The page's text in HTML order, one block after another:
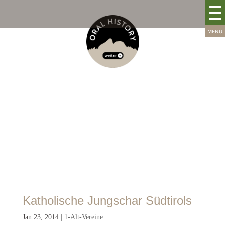
Katholische Jungschar Südtirols
Jan 23, 2014| 1-Alt-Vereine